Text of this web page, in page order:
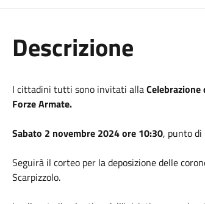
Descrizione
I cittadini tutti sono invitati alla
Forze Armate.
Sabato 2 novembre 2024 ore 10:30, punto di
Seguirà il corteo per la deposizione delle
Scarpizzolo.